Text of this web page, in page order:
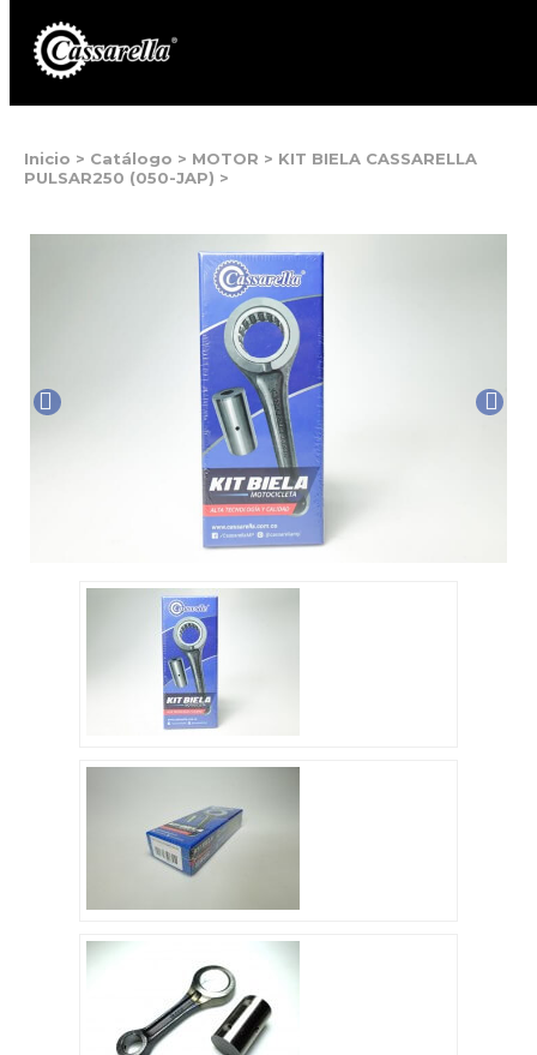
Inicio > Catálogo > MOTOR > KIT BIELA CASSARELLA
PULSAR250 (050-JAP) >